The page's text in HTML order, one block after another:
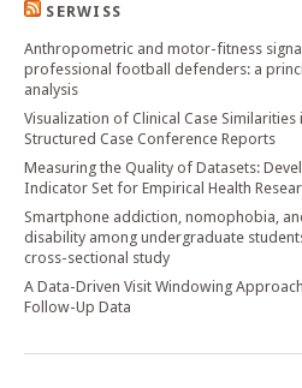
SERWISS
Anthropometric and motor-fitness
professional football defenders: a
analysis
Visualization of Clinical Case
Structured Case Conference Reports
Measuring the Quality of Datasets:
Indicator Set for Empirical Health
Smartphone addiction, nomophobia,
disability among undergraduate
cross-sectional study
A Data-Driven Visit Windowing
Follow-Up Data